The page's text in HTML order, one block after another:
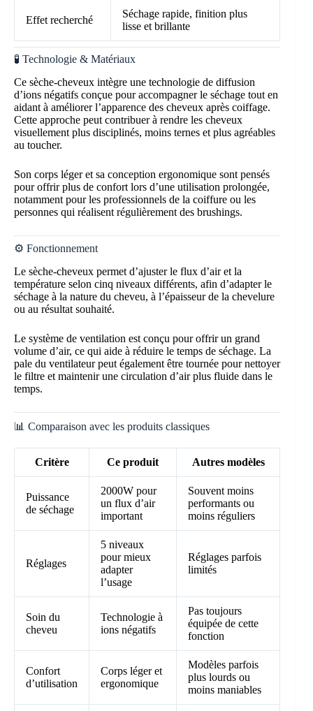
Effet recherché
Séchage rapide, finition plus
lisse et brillante
🧪 Technologie & Matériaux
Ce sèche-cheveux intègre une technologie de diffusion
d’ions négatifs conçue pour accompagner le séchage tout en
aidant à améliorer l’apparence des cheveux après coiffage.
Cette approche peut contribuer à rendre les cheveux
visuellement plus disciplinés, moins ternes et plus agréables
au toucher.
Son corps léger et sa conception ergonomique sont pensés
pour offrir plus de confort lors d’une utilisation prolongée,
notamment pour les professionnels de la coiffure ou les
personnes qui réalisent régulièrement des brushings.
⚙️ Fonctionnement
Le sèche-cheveux permet d’ajuster le flux d’air et la
température selon cinq niveaux différents, afin d’adapter le
séchage à la nature du cheveu, à l’épaisseur de la chevelure
ou au résultat souhaité.
Le système de ventilation est conçu pour offrir un grand
volume d’air, ce qui aide à réduire le temps de séchage. La
pale du ventilateur peut également être tournée pour nettoyer
le filtre et maintenir une circulation d’air plus fluide dans le
temps.
📊 Comparaison avec les produits classiques
Critère Ce produit Autres modèles
Puissance
de séchage
2000W pour
un flux d’air
important
Souvent moins
performants ou
moins réguliers
Réglages
5 niveaux
pour mieux
adapter
l’usage
Réglages parfois
limités
Soin du
cheveu
Technologie à
ions négatifs
Pas toujours
équipée de cette
fonction
Confort
d’utilisation
Corps léger et
ergonomique
Modèles parfois
plus lourds ou
moins maniables